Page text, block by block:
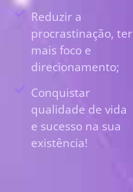
Reduzir a
procrastinação, ter
mais foco e
direcionamento;
Conquistar
qualidade de vida
e sucesso na sua
existência!